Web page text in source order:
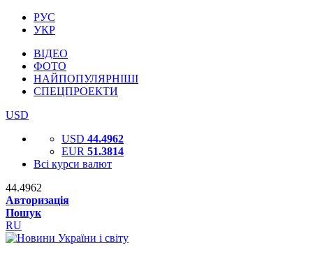
РУС
УКР
ВІДЕО
ФОТО
НАЙПОПУЛЯРНІШІ
СПЕЦПРОЕКТИ
USD
USD 44.4962
EUR 51.3814
Всі курси валют
44.4962
Авторизація
Пошук
RU